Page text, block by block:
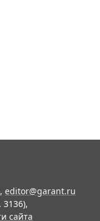
editor@garant.ru
3136),
сайта